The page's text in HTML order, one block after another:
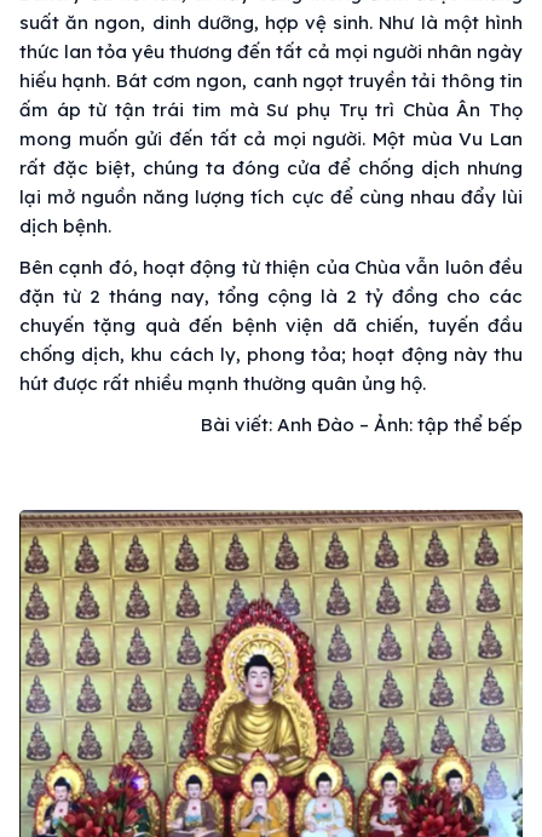
suất ăn ngon, dinh dưỡng, hợp vệ sinh. Như là một hình
thức lan tỏa yêu thương đến tất cả mọi người nhân ngày
hiếu hạnh. Bát cơm ngon, canh ngọt truyền tải thông tin
ấm áp từ tận trái tim mà Sư phụ Trụ trì Chùa Ân Thọ
mong muốn gửi đến tất cả mọi người. Một mùa Vu Lan
rất đặc biệt, chúng ta đóng cửa để chống dịch nhưng
lại mở nguồn năng lượng tích cực để cùng nhau đẩy lùi
dịch bệnh.
Bên cạnh đó, hoạt động từ thiện của Chùa vẫn luôn đều
đặn từ 2 tháng nay, tổng cộng là 2 tỷ đồng cho các
chuyến tặng quà đến bệnh viện dã chiến, tuyến đầu
chống dịch, khu cách ly, phong tỏa; hoạt động này thu
hút được rất nhiều mạnh thường quân ủng hộ.
Bài viết: Anh Đào – Ảnh: tập thể bếp